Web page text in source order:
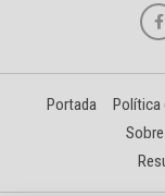
Portada Política